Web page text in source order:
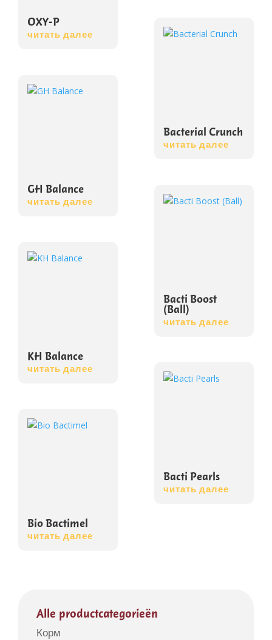
OXY-P
читать далее
GH Balance
читать далее
KH Balance
читать далее
Bio Bactimel
читать далее
Bacterial Crunch
читать далее
Bacti Boost
(Ball)
читать далее
Bacti Pearls
читать далее
Alle productcategorieën
Корм